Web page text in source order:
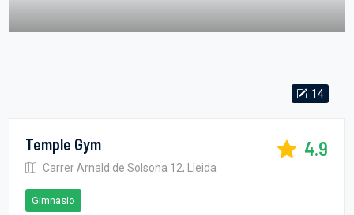
14
Temple Gym
Carrer Arnald de Solsona 12, Lleida
4.9
Gimnasio